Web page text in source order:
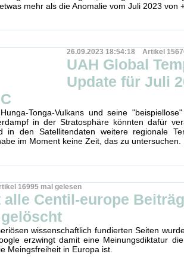
mehr als die Anomalie vom Juli 2023 von
26.09.2023 18:54:18 Artikel
UAH Global
Update für Juli
Tonga-Vulkans und seine
in der Stratosphäre könnten dafür
in den Satellitendaten weitere regionale
im Moment keine Zeit, das zu untersuchen.
16995 mal gelesen
alle Centil-europe
wissenschaftlich fundierten Seiten
erzwingt damit eine Meinungsdiktatur
Meingsfreiheit in Europa ist.